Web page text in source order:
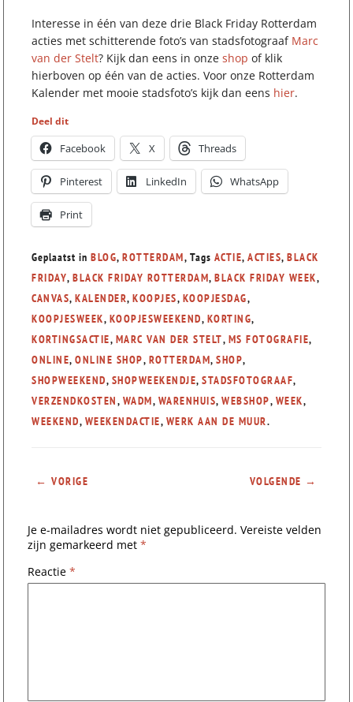
Deze
optie
kan
gekozen
worden
op
Deze
optie
kan
worden
op
Interesse in één van deze drie Black Friday Rotterdam
acties met schitterende foto’s van stadsfotograaf Marc
van der Stelt? Kijk dan eens in onzeshop of klik
hierboven op één van de acties. Voor onze Rotterdam
Kalender met mooie stadsfoto’s kijk dan eens hier.
Deel dit
Facebook X Threads
Pinterest LinkedIn WhatsApp
Print
Geplaatst inBLOG,ROTTERDAM, Tags ACTIE,ACTIES,BLACK
FRIDAY,BLACK FRIDAY ROTTERDAM,BLACK FRIDAY WEEK,
CANVAS,KALENDER,KOOPJES, KOOPJESDAG,
KOOPJESWEEK, KOOPJESWEEKEND, KORTING,
KORTINGSACTIE, MARC VAN DER STELT, MS FOTOGRAFIE,
ONLINE,ONLINE SHOP, ROTTERDAM,SHOP,
SHOPWEEKEND, SHOPWEEKENDJE,STADSFOTOGRAAF,
VERZENDKOSTEN, WADM, WARENHUIS,WEBSHOP, WEEK,
WEEKEND, WEEKENDACTIE, WERK AAN DE MUUR.
BERICHTNAVIGATIE
←VORIGE VOLGENDE →
Je e-mailadres wordt niet gepubliceerd. Vereiste velden
zijn gemarkeerd met*
Reactie*